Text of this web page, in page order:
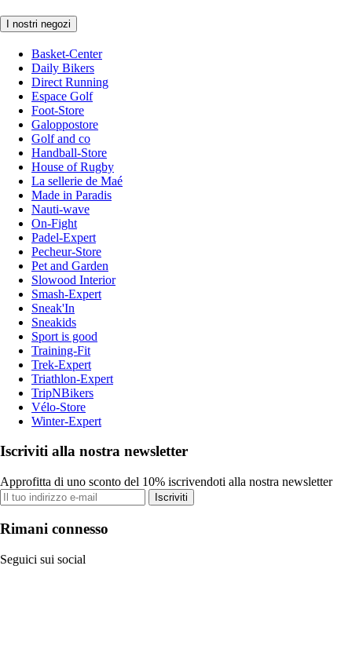
I nostri negozi
Basket-Center
Daily Bikers
Direct Running
Espace Golf
Foot-Store
Galoppostore
Golf and co
Handball-Store
House of Rugby
La sellerie de Maé
Made in Paradis
Nauti-wave
On-Fight
Padel-Expert
Pecheur-Store
Pet and Garden
Slowood Interior
Smash-Expert
Sneak'In
Sneakids
Sport is good
Training-Fit
Trek-Expert
Triathlon-Expert
TripNBikers
Vélo-Store
Winter-Expert
Iscriviti alla nostra newsletter
Approfitta di uno sconto del 10% iscrivendoti alla nostra newsletter
Iscriviti
Rimani connesso
Seguici sui social